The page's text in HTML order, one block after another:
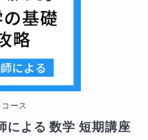
ース
による 数学 短期講座